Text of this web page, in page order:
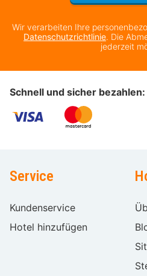
Wir verarbeiten Ihre
Datenschutzrichtlinie. Die
jederzeit
Schnell und sicher bezahlen:
Service
Kundenservice
Hotel hinzufügen